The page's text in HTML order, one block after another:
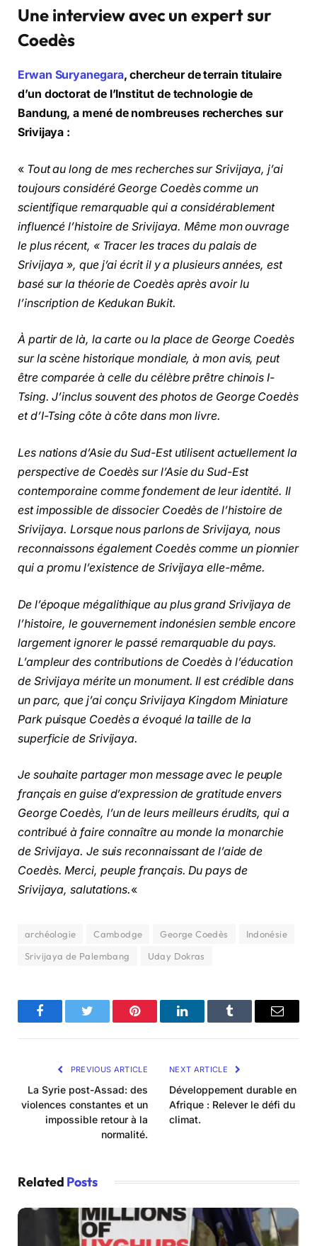
Une interview avec un expert sur
Coedès
Erwan Suryanegara, chercheur de terrain titulaire
d’un doctorat de l’Institut de technologie de
Bandung, a mené de nombreuses recherches sur
Srivijaya :
« Tout au long de mes recherches sur Srivijaya, j’ai
toujours considéré George Coedès comme un
scientifique remarquable qui a considérablement
influencé l’histoire de Srivijaya. Même mon ouvrage
le plus récent, « Tracer les traces du palais de
Srivijaya », que j’ai écrit il y a plusieurs années, est
basé sur la théorie de Coedès après avoir lu
l’inscription de Kedukan Bukit.
À partir de là, la carte ou la place de George Coedès
sur la scène historique mondiale, à mon avis, peut
être comparée à celle du célèbre prêtre chinois I-
Tsing. J’inclus souvent des photos de George Coedès
et d’I-Tsing côte à côte dans mon livre.
Les nations d’Asie du Sud-Est utilisent actuellement la
perspective de Coedès sur l’Asie du Sud-Est
contemporaine comme fondement de leur identité. Il
est impossible de dissocier Coedès de l’histoire de
Srivijaya. Lorsque nous parlons de Srivijaya, nous
reconnaissons également Coedès comme un pionnier
qui a promu l’existence de Srivijaya elle-même.
De l’époque mégalithique au plus grand Srivijaya de
l’histoire, le gouvernement indonésien semble encore
largement ignorer le passé remarquable du pays.
L’ampleur des contributions de Coedès à l’éducation
de Srivijaya mérite un monument. Il est crédible dans
un parc, que j’ai conçu Srivijaya Kingdom Miniature
Park puisque Coedès a évoqué la taille de la
superficie de Srivijaya.
Je souhaite partager mon message avec le peuple
français en guise d’expression de gratitude envers
George Coedès, l’un de leurs meilleurs érudits, qui a
contribué à faire connaître au monde la monarchie
de Srivijaya. Je suis reconnaissant de l’aide de
Coedès. Merci, peuple français. Du pays de
Srivijaya, salutations.«
archéologie Cambodge George Coedès
Indonésie
Srivijaya de Palembang
Uday Dokras
FacebookTwitter Pinterest LinkedInTumblr Email
PREVIOUS ARTICLE
La Syrie post-Assad: des
violences constantes et un
impossible retour à la
normalité.
NEXT ARTICLE
Développement durable en
Afrique : Relever le défi du
climat.
Related Posts